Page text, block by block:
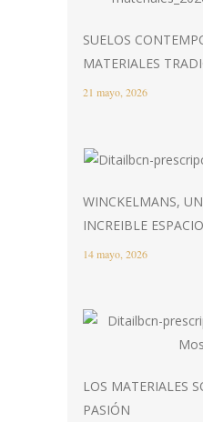
SUELOS
MATERIALES
21 mayo, 2026
WINCKELMANS,
INCREIBLE
14 mayo, 2026
LOS MATERIALES
PASIÓN